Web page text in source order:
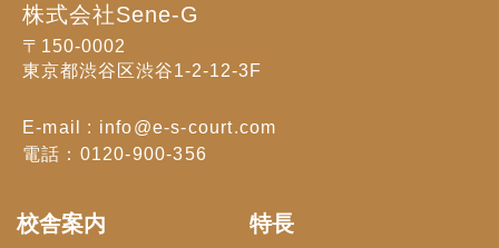
株式会社Sene-G
〒150-0002
東京都渋谷区渋谷1-2-12-3F
E-mail : info@e-s-court.com
電話：0120-900-356
校舎案内 特長